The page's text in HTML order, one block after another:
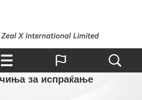
за испраќање